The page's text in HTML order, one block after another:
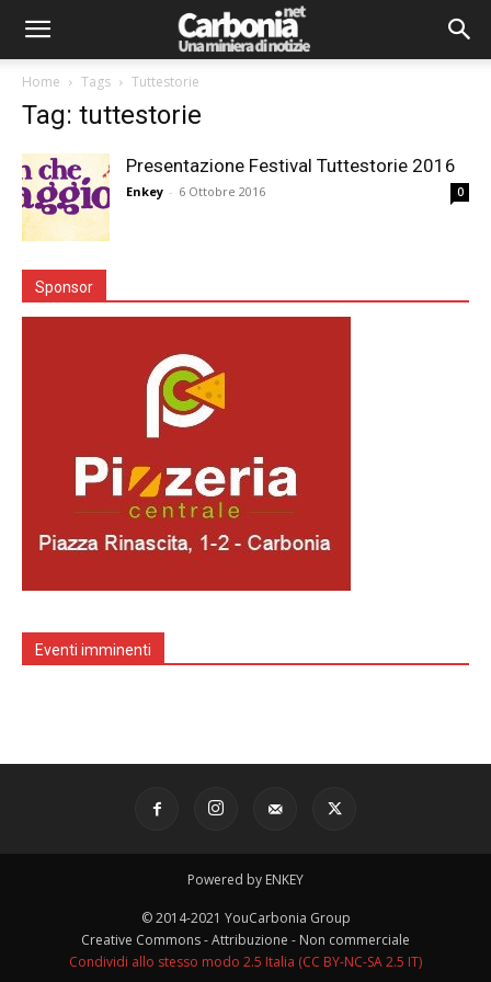
Home Tags Tuttestorie
Tag: tuttestorie
Presentazione Festival Tuttestorie 2016
Enkey - 6 Ottobre 2016 0
Sponsor
Eventi imminenti
Powered by ENKEY
© 2014-2021 YouCarbonia Group
Creative Commons - Attribuzione - Non commerciale
Condividi allo stesso modo 2.5 Italia (CC BY-NC-SA 2.5 IT)